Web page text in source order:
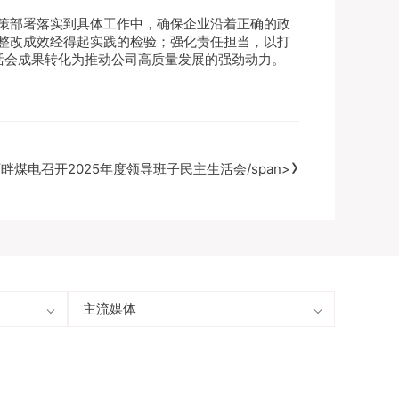
署落实到具体工作中，确保企业沿着正确的政
改成效经得起实践的检验；强化责任担当，以打
成果转化为推动公司高质量发展的强劲动力。
煤电召开2025年度领导班子民主生活会/span>›
主流媒体
人民网